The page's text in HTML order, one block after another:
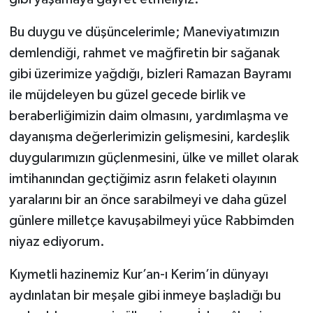
Bu duygu ve düşüncelerimle; Maneviyatımızın
demlendiği, rahmet ve mağfiretin bir sağanak
gibi üzerimize yağdığı, bizleri Ramazan Bayramı
ile müjdeleyen bu güzel gecede birlik ve
beraberliğimizin daim olmasını, yardımlaşma ve
dayanışma değerlerimizin gelişmesini, kardeşlik
duygularımızın güçlenmesini, ülke ve millet olarak
imtihanından geçtiğimiz asrın felaketi olayının
yaralarını bir an önce sarabilmeyi ve daha güzel
günlere milletçe kavuşabilmeyi yüce Rabbimden
niyaz ediyorum.
Kıymetli hazinemiz Kur’an-ı Kerim’in dünyayı
aydınlatan bir meşale gibi inmeye başladığı bu